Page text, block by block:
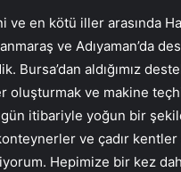
en kötü iller arasında
ve Adıyaman’da
Bursa’dan aldığımız
oluşturmak ve makine
itibariyle yoğun bir
ve çadır kentler
Hepimize bir kez